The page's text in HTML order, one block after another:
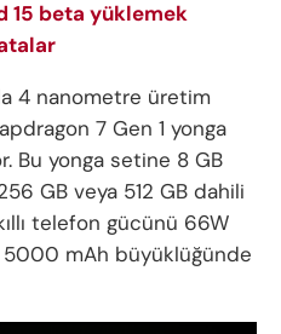
15 beta yüklemek
4 nanometre üretim
7 Gen 1 yonga
Bu yonga setine 8 GB
GB veya 512 GB dahili
telefon gücünü 66W
5000 mAh büyüklüğünde